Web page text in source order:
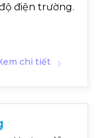
điện trường.
chi tiết